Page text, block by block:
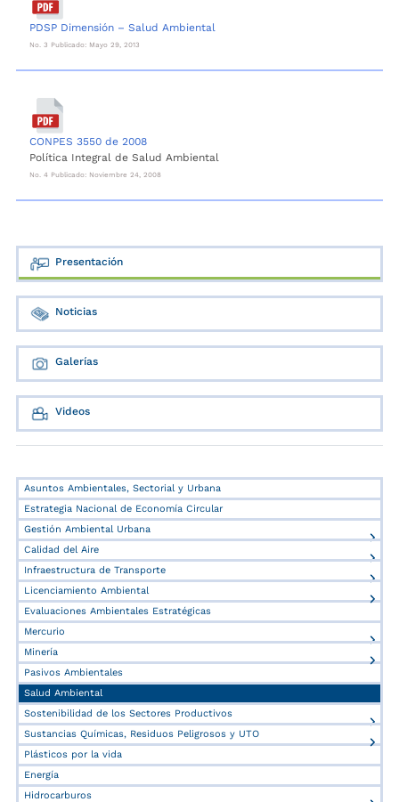
PDSP Dimensión – Salud Ambiental
No. 3 Publicado: Mayo 29, 2013
CONPES 3550 de 2008
Política Integral de Salud Ambiental
No. 4 Publicado: Noviembre 24, 2008
Presentación
Noticias
Galerías
Videos
Asuntos Ambientales, Sectorial y Urbana
Estrategia Nacional de Economía Circular
Gestión Ambiental Urbana
Calidad del Aire
Infraestructura de Transporte
Licenciamiento Ambiental
Evaluaciones Ambientales Estratégicas
Mercurio
Minería
Pasivos Ambientales
Salud Ambiental
Sostenibilidad de los Sectores Productivos
Sustancias Químicas, Residuos Peligrosos y UTO
Plásticos por la vida
Energía
Hidrocarburos